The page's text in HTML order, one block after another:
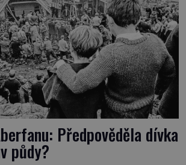
Předpověděla dívka
půdy?